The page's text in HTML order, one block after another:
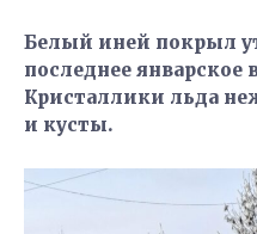
Белый иней покрыл
последнее январское
Кристаллики льда
и кусты.